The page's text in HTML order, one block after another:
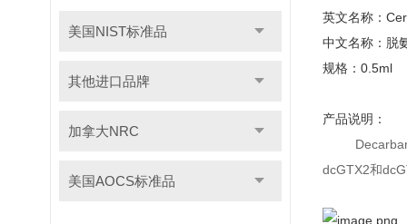
美国NIST标准品
其他进口品牌
加拿大NRC
美国AOCS标准品
英文名称：
中文名称：脱
规格：0.5ml
产品说明：
dcGTX2和